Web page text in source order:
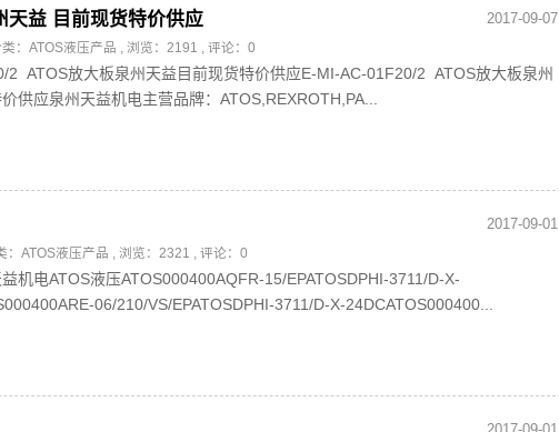
2017-09-07
天益 目前现货特价供应
： ATOS液压产品 , 浏览：2191 , 评论：0
2 ATOS放大板泉州天益目前现货特价供应E-MI-AC-01F20/2 ATOS放大板泉州
供应泉州天益机电主营品牌：ATOS,REXROTH,PA...
2017-09-01
ATOS液压产品 , 浏览：2321 , 评论：0
机电ATOS液压ATOS000400AQFR-15/EPATOSDPHI-3711/D-X-
06/210/VS/EPATOSDPHI-3711/D-X-24DCATOS000400...